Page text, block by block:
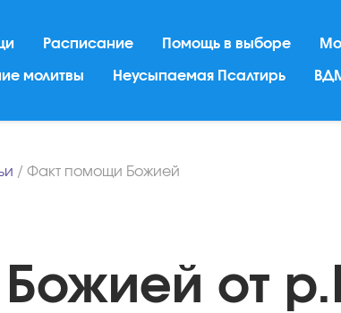
Расписание Помощь в выборе
молитвы Неусыпаемая Псалтирь
/ Факт помощи Божией
от